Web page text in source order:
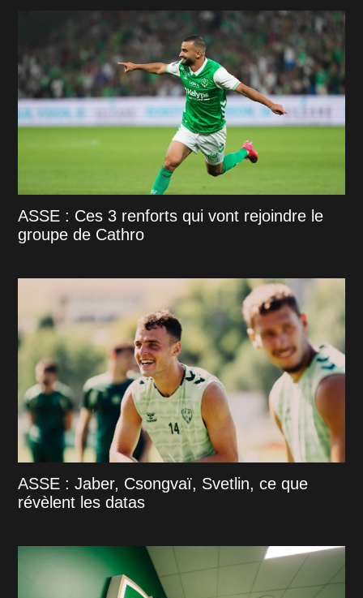
ASSE : Ces 3 renforts qui vont rejoindre le
groupe de Cathro
ASSE : Jaber, Csongvaï, Svetlin, ce que
révèlent les datas